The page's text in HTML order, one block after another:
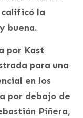
calificó la
buena.
por Kast
para una
en los
por debajo de
Piñera,